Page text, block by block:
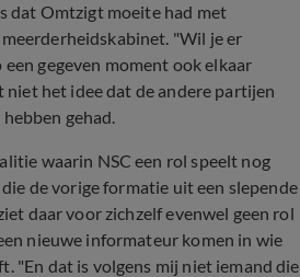
dat Omtzigt moeite had met
"Wil je er
gegeven moment ook elkaar
het idee dat de andere partijen
gehad.
waarin NSC een rol speelt nog
de vorige formatie uit een slepende
daar voor zichzelf evenwel geen rol
nieuwe informateur komen in wie
"En dat is volgens mij niet iemand die